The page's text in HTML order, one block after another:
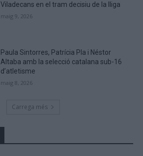
Viladecans en el tram decisiu de la lliga
maig 9, 2026
Paula Sintorres, Patrícia Pla i Néstor
Altaba amb la selecció catalana sub-16
d’atletisme
maig 8, 2026
Carrega més